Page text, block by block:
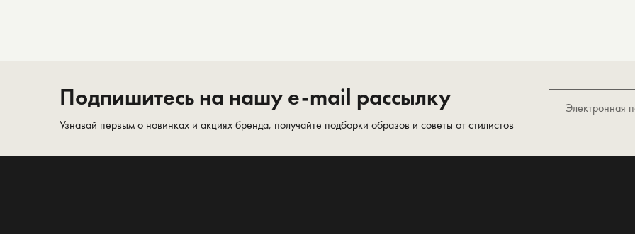
Подпишитесь на нашу e-mail рассылку
Узнавай первым о новинках и акциях бренда, получайте подборки образов и советы от стилистов